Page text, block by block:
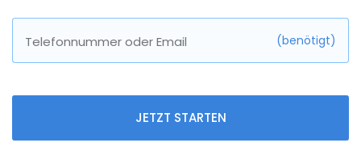
Telefonnummer oder Email (benötigt)
JETZT STARTEN